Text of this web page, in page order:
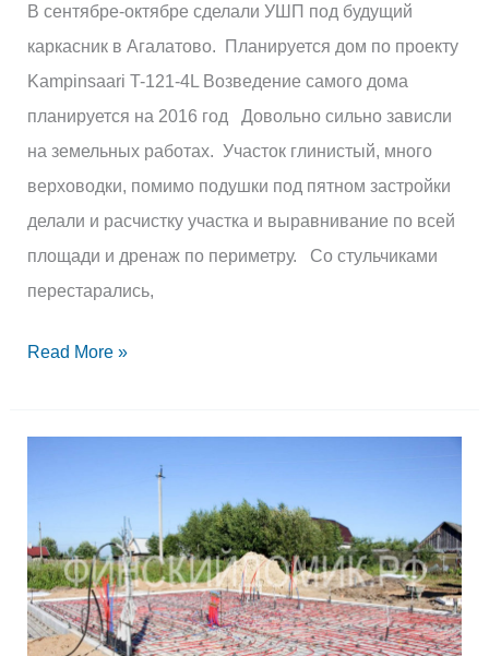
В сентябре-октябре сделали УШП под будущий
каркасник в Агалатово. Планируется дом по проекту
Kampinsaari T-121-4L Возведение самого дома
планируется на 2016 год Довольно сильно зависли
на земельных работах. Участок глинистый, много
верховодки, помимо подушки под пятном застройки
делали и расчистку участка и выравнивание по всей
площади и дренаж по периметру. Со стульчиками
перестарались,
Read More »
Гомонтово.
Строительство
УШП